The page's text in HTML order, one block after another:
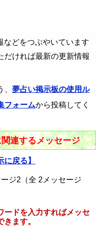
などをつぶやいています
だければ最新の更新情報
夢占い掲示板の使用ル
フォームから投稿してく
連するメッセージ
戻る】
ジ2（全 2メッセージ
ドを入力すればメッセ
ます。